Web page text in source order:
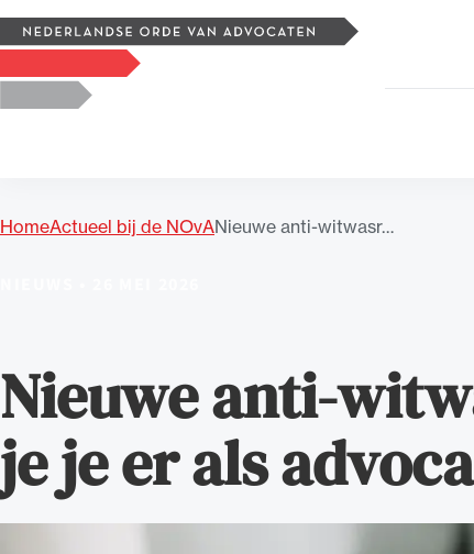
Logo, to the homepage
HomeActueel bij de NOvANieuwe anti-witwasr…
Nieuwe anti-
je je er als
Zoeken
Uitgelicht
Alle wet- en regelgeving